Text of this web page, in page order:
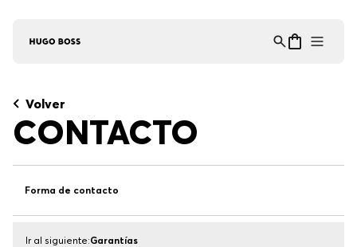
Volver
CONTACTO
Forma de contacto
Ir al siguiente:Garantías
Asistente Virtual
en línea ⋮